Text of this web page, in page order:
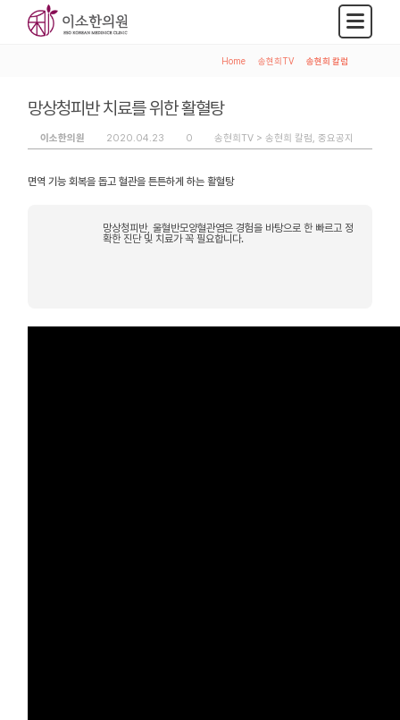
Home 송현희TV 송현희 칼럼
망상청피반 치료를 위한 활혈탕
이소한의원 2020.04.23 0 송현희TV >송현희 칼럼, 중요공지
면역 기능 회복을 돕고 혈관을 튼튼하게 하는 활혈탕
망상청피반, 울혈반모양혈관염은 경험을 바탕으로 한 빠르고 정
확한 진단 및 치료가 꼭 필요합니다.